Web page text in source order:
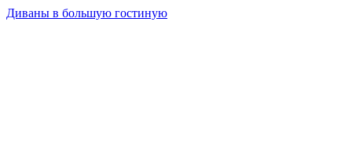
Диваны в большую гостиную